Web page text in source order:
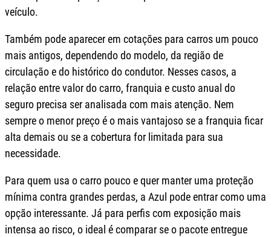
veículo.
Também pode aparecer em cotações para carros um pouco
mais antigos, dependendo do modelo, da região de
circulação e do histórico do condutor. Nesses casos, a
relação entre valor do carro, franquia e custo anual do
seguro precisa ser analisada com mais atenção. Nem
sempre o menor preço é o mais vantajoso se a franquia ficar
alta demais ou se a cobertura for limitada para sua
necessidade.
Para quem usa o carro pouco e quer manter uma proteção
mínima contra grandes perdas, a Azul pode entrar como uma
opção interessante. Já para perfis com exposição mais
intensa ao risco, o ideal é comparar se o pacote entregue